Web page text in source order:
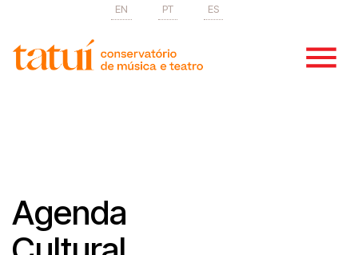
EN PT ES
Agenda